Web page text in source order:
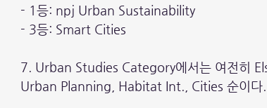
- 1등: npj Urban Sustainability
- 3등: Smart Cities
7. Urban Studies Category에서는 여전히
Urban Planning, Habitat Int., Cities 순이다.